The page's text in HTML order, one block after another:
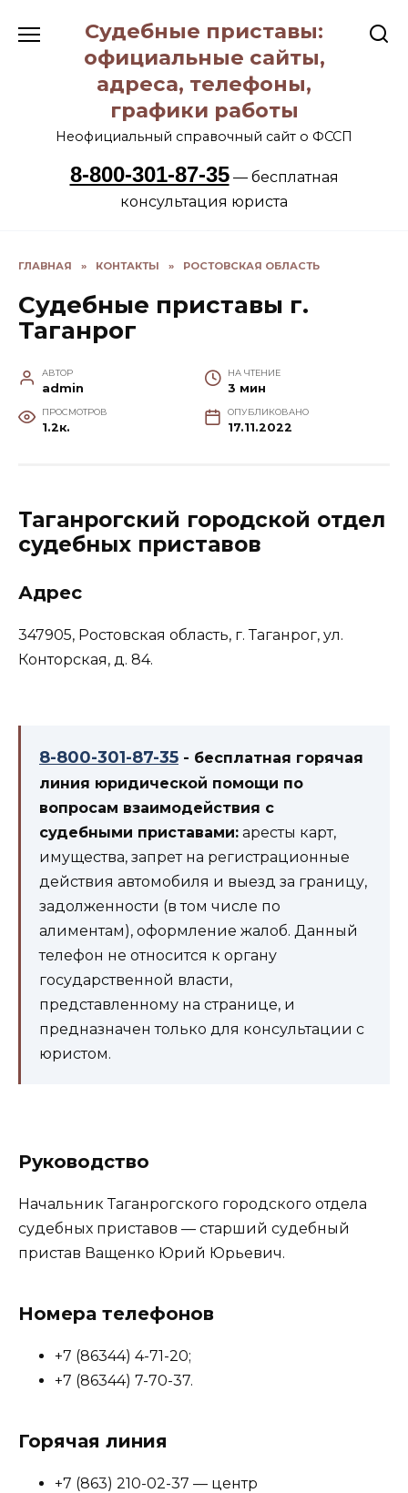
содержанию
Судебные приставы:
официальные сайты,
адреса, телефоны,
графики работы
Неофициальный справочный сайт о ФССП
8-800-301-87-35— бесплатная
консультация юриста
ГЛАВНАЯ » КОНТАКТЫ » РОСТОВСКАЯ ОБЛАСТЬ
Судебные приставы г.
Таганрог
АВТОР
admin
НА ЧТЕНИЕ
3 мин
ПРОСМОТРОВ
1.2к.
ОПУБЛИКОВАНО
17.11.2022
Таганрогский городской отдел
судебных приставов
Адрес
347905, Ростовская область, г. Таганрог, ул.
Конторская, д. 84.
8-800-301-87-35 - бесплатная горячая
линия юридической помощи по
вопросам взаимодействия с
судебными приставами: аресты карт,
имущества, запрет на регистрационные
действия автомобиля и выезд за границу,
задолженности (в том числе по
алиментам), оформление жалоб. Данный
телефон не относится к органу
государственной власти,
представленному на странице, и
предназначен только для консультации с
юристом.
Руководство
Начальник Таганрогского городского отдела
судебных приставов — старший судебный
пристав Ващенко Юрий Юрьевич.
Номера телефонов
+7 (86344) 4-71-20;
+7 (86344) 7-70-37.
Горячая линия
+7 (863) 210-02-37 — центр